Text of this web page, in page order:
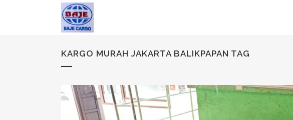
KARGO MURAH JAKARTA BALIKPAPAN TAG